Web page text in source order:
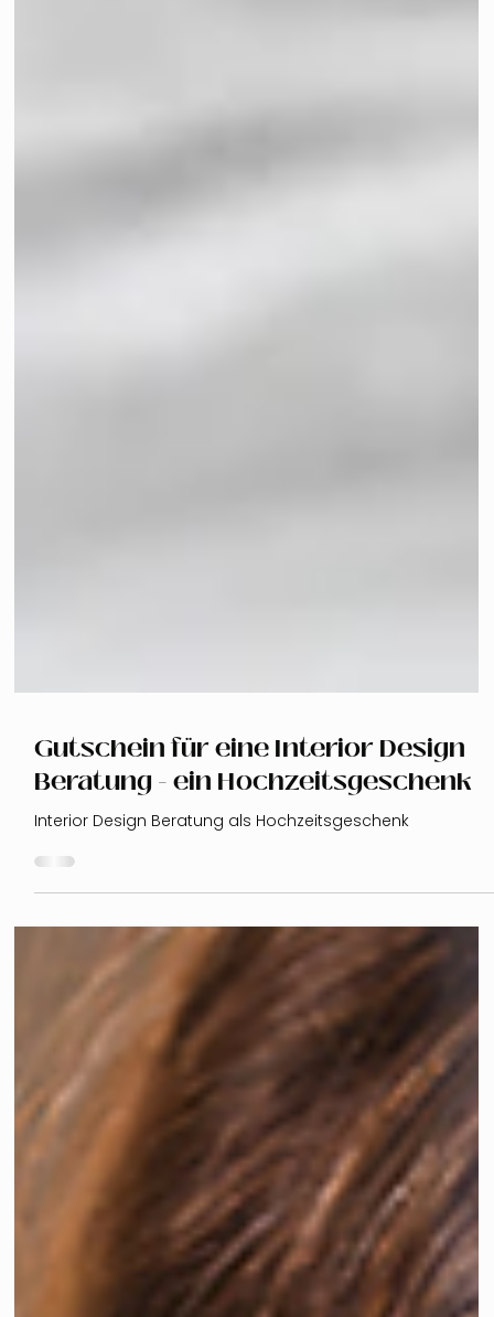
Gutschein für eine Interior Design
Beratung - ein Hochzeitsgeschenk
Interior Design Beratung als Hochzeitsgeschenk